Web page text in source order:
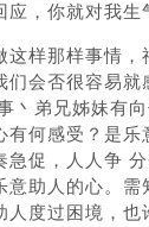
，你就对我生
这样那样事情，
们会否很容易就
丶弟兄姊妹有
有何感受？是乐
急促，人人争
意助人的心。需
人度过困境，也